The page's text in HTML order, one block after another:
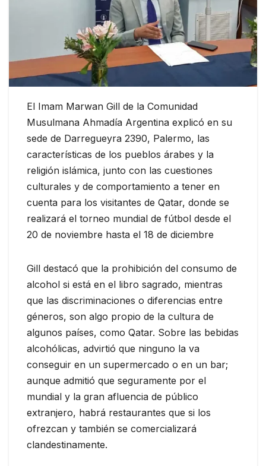
El Imam Marwan Gill de la Comunidad
Musulmana Ahmadía Argentina explicó en su
sede de Darregueyra 2390, Palermo, las
características de los pueblos árabes y la
religión islámica, junto con las cuestiones
culturales y de comportamiento a tener en
cuenta para los visitantes de Qatar, donde se
realizará el torneo mundial de fútbol desde el
20 de noviembre hasta el 18 de diciembre
Gill destacó que la prohibición del consumo de
alcohol si está en el libro sagrado, mientras
que las discriminaciones o diferencias entre
géneros, son algo propio de la cultura de
algunos países, como Qatar. Sobre las bebidas
alcohólicas, advirtió que ninguno la va
conseguir en un supermercado o en un bar;
aunque admitió que seguramente por el
mundial y la gran afluencia de público
extranjero, habrá restaurantes que si los
ofrezcan y también se comercializará
clandestinamente.